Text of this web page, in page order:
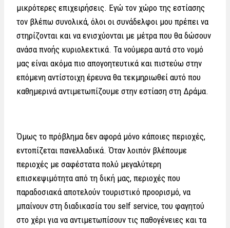
μικρότερες επιχειρήσεις. Εγώ τον χώρο της εστίασης
τον βλέπω συνολικά, όλοι οι συνάδελφοι μου πρέπει να
στηρίζονται και να ενισχύονται με μέτρα που θα δώσουν
ανάσα πνοής κυριολεκτικά. Τα νούμερα αυτά στο νομό
μας είναι ακόμα πιο απογοητευτικά και πιστεύω στην
επόμενη αντίστοιχη έρευνα θα τεκμηριωθεί αυτό που
καθημερινά αντιμετωπίζουμε στην εστίαση στη Δράμα.
Όμως το πρόβλημα δεν αφορά μόνο κάποιες περιοχές,
εντοπίζεται πανελλαδικά. Όταν λοιπόν βλέπουμε
περιοχές με σαφέστατα πολύ μεγαλύτερη
επισκεψιμότητα από τη δική μας, περιοχές που
παραδοσιακά αποτελούν τουριστικό προορισμό, να
μπαίνουν στη διαδικασία του self service, του φαγητού
στο χέρι για να αντιμετωπίσουν τις παθογένειες και τα